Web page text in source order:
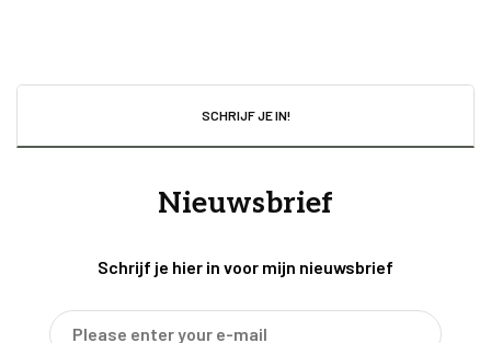
SCHRIJF JE IN!
Nieuwsbrief
Schrijf je hier in voor mijn nieuwsbrief